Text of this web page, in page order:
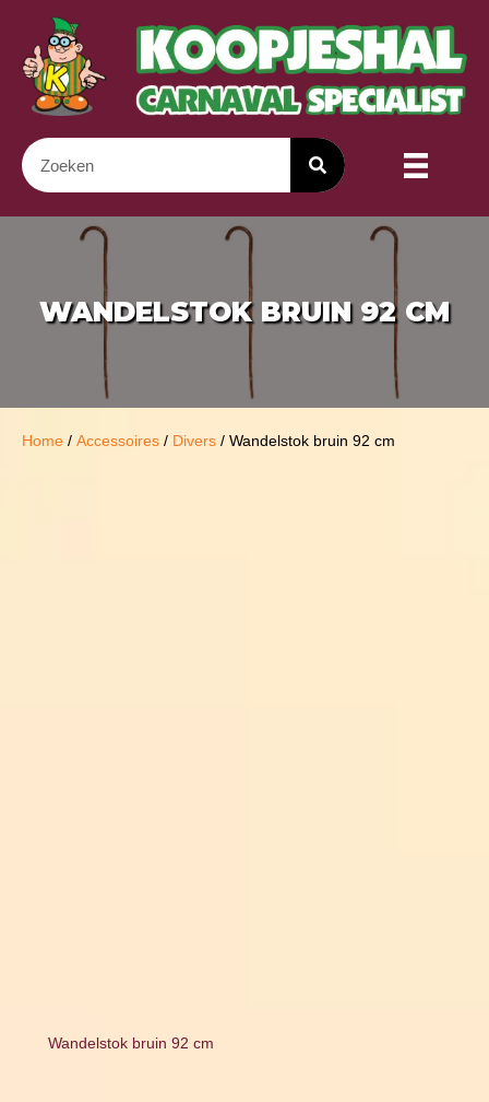
WANDELSTOK BRUIN 92 CM
Home / Accessoires / Divers / Wandelstok bruin 92 cm
Wandelstok bruin 92 cm